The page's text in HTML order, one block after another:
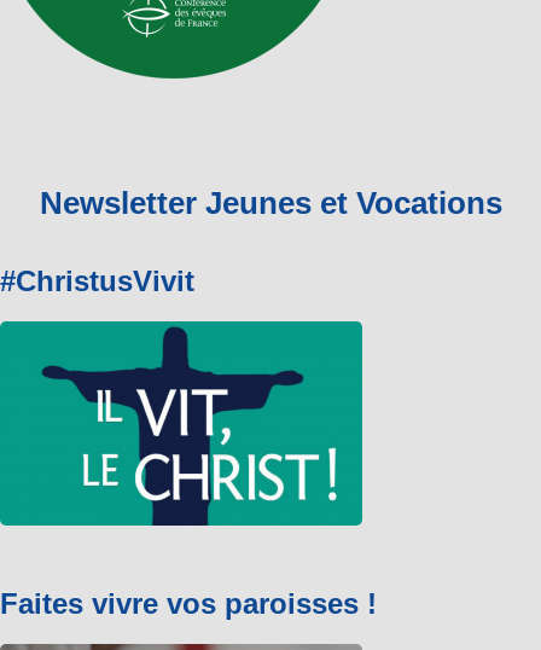
Newsletter Jeunes et Vocations
#ChristusVivit
Faites vivre vos paroisses !